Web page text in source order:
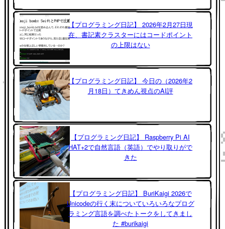
【プログラミング日記】 2026年2月27日現
在、書記素クラスターにはコードポイント
の上限はない
【プログラミング日記】 今日の（2026年2
月18日）てきめん視点のAI評
【プログラミング日記】 Raspberry Pi AI
HAT+2で自然言語（英語）でやり取りがで
きた
【プログラミング日記】 BuriKaigi 2026で
Unicodeの行く末についていろいろなプログ
ラミング言語を調べたトークをしてきまし
た #burikaigi